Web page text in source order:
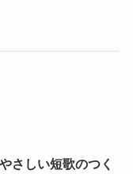
さしい短歌のつく